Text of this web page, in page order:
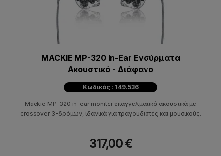
MACKIE MP-320 In-Ear Ενσύρματα
Ακουστικά - Διάφανο
Κωδικός : 149.536
Mackie MP-320 in-ear monitor επαγγελματικά ακουστικά με
crossover 3-δρόμων, ιδανικά για τραγουδιστές και μουσικούς.
317,00 €